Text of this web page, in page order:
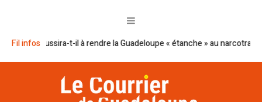
Fil infos
réussira-t-il à rendre la Guadeloupe « étanche » au narcotrafic ?